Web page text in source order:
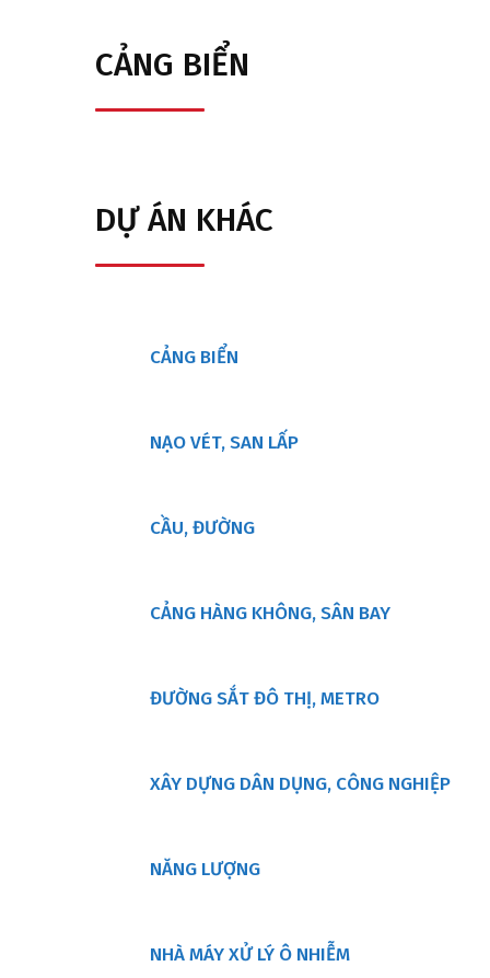
CẢNG BIỂN
DỰ ÁN KHÁC
CẢNG BIỂN
NẠO VÉT, SAN LẤP
CẦU, ĐƯỜNG
CẢNG HÀNG KHÔNG, SÂN BAY
ĐƯỜNG SẮT ĐÔ THỊ, METRO
XÂY DỰNG DÂN DỤNG, CÔNG NGHIỆP
NĂNG LƯỢNG
NHÀ MÁY XỬ LÝ Ô NHIỄM